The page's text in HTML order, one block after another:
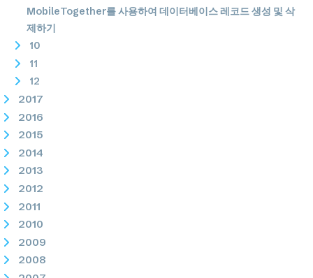
MobileTogether를 사용하여 데이터베이스 레코드 생성 및 삭
제하기
10
11
12
2017
2016
2015
2014
2013
2012
2011
2010
2009
2008